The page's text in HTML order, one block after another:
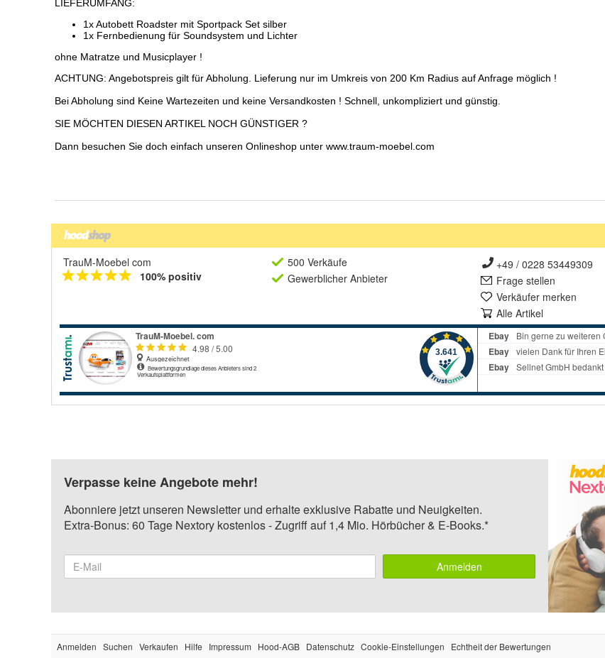
TrauM-Moebel com
100% positiv
500 Verkäufe
Gewerblicher Anbieter
+49 / 0228 53449309
Frage stellen
Verkäufer merken
Alle Artikel
Verpasse keine Angebote mehr!
Abonniere jetzt unseren Newsletter und erhalte exklusive Rabatte und Neuigkeiten.
Extra-Bonus: 60 Tage Nextory kostenlos - Zugriff auf 1,4 Mio. Hörbücher & E-Books.*
Anmelden
Anmelden Suchen Verkaufen Hilfe Impressum Hood-AGB Datenschutz Cookie-Einstellungen Echtheit der Bewertungen